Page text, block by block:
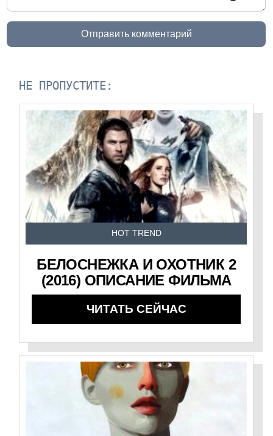
Отправить комментарий
НЕ ПРОПУСТИТЕ:
HOT TREND
БЕЛОСНЕЖКА И ОХОТНИК 2
(2016) ОПИСАНИЕ ФИЛЬМА
ЧИТАТЬ СЕЙЧАС